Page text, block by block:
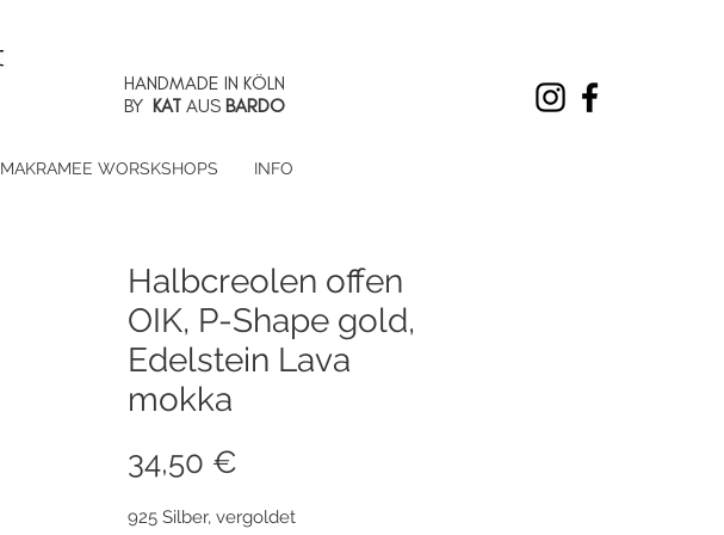
HANDMADE IN KÖLN
BY KATAUS BARDO
MAKRAMEE WORSKSHOPS INFO
Halbcreolen offen
OIK, P-Shape gold,
Edelstein Lava
mokka
34,50 €Preis
925 Silber, vergoldet